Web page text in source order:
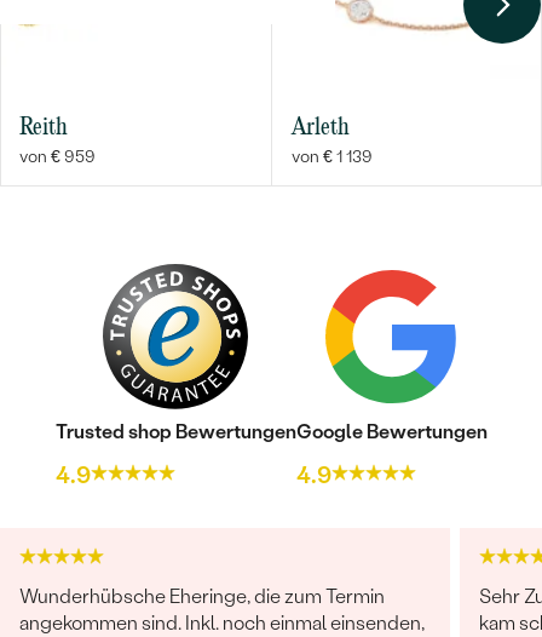
Reith
von € 959
Arleth
von € 1 139
Trusted shop Bewertungen
4.9
Google Bewertungen
4.9
Wunderhübsche Eheringe, die zum Termin
angekommen sind. Inkl. noch einmal einsenden,
Sehr
kam